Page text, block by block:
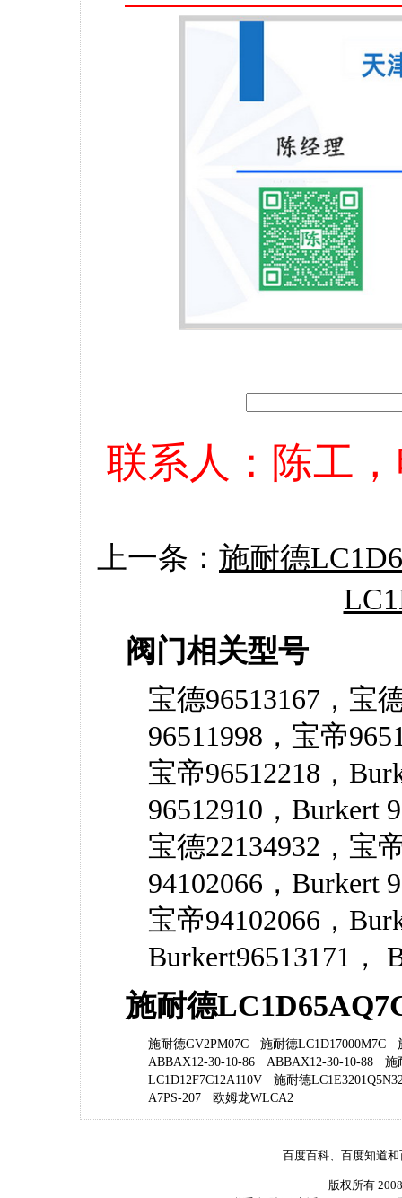
联系人：陈工，
上一条： 施耐德
阀门相关型号
宝德96513167，宝
96511998，宝帝
宝帝96512218，
96512910，Burkert
宝德22134932，宝
94102066，Burkert
宝帝94102066，
Burkert96513171，
施耐德
施耐德GV2PM07C 施耐德LC1D17000M7C
ABBAX12-30-10-86
ABBAX12-30-10-88
施
LC1D12F7C12A110V
施耐德
A7PS-207
欧姆龙WLCA2
百度百科、百度知道
版权所有